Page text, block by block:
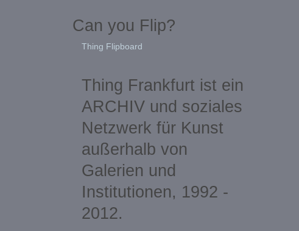
Can you Flip?
Thing Flipboard
Thing Frankfurt ist ein
ARCHIV und soziales
Netzwerk für Kunst
außerhalb von
Galerien und
Institutionen, 1992 -
2012.